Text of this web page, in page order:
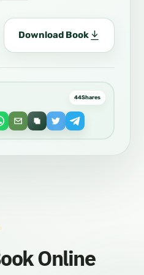
Download Book
44Shares
Online